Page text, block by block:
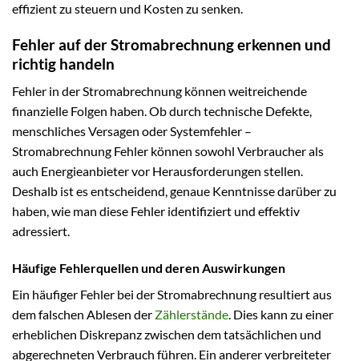
effizient zu steuern und Kosten zu senken.
Fehler auf der Stromabrechnung erkennen und
richtig handeln
Fehler in der Stromabrechnung können weitreichende
finanzielle Folgen haben. Ob durch technische Defekte,
menschliches Versagen oder Systemfehler –
Stromabrechnung Fehler können sowohl Verbraucher als
auch Energieanbieter vor Herausforderungen stellen.
Deshalb ist es entscheidend, genaue Kenntnisse darüber zu
haben, wie man diese Fehler identifiziert und effektiv
adressiert.
Häufige Fehlerquellen und deren Auswirkungen
Ein häufiger Fehler bei der Stromabrechnung resultiert aus
dem falschen Ablesen der Zählerstände. Dies kann zu einer
erheblichen Diskrepanz zwischen dem tatsächlichen und
abgerechneten Verbrauch führen. Ein anderer verbreiteter